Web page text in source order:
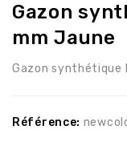
Gazon
mm Jaune
Gazon synthétique
Référence: